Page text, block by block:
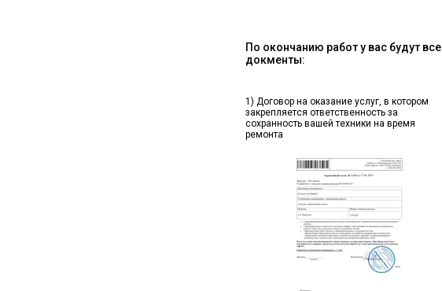
По окончанию работ у вас будут все
докменты:
1) Договор на оказание услуг, в котором
закрепляется ответственность за
сохранность вашей техники на время
ремонта